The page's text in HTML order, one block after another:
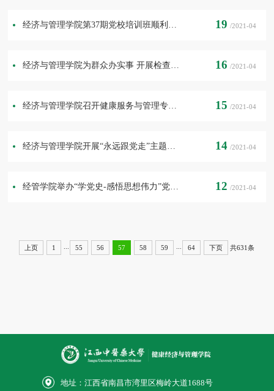
经济与管理学院第37期党校培训班顺利结业 19 /2021-04
经济与管理学院为群众办实事 开展检查实习调研工作 16 /2021-04
经济与管理学院召开健康服务与管理专业学位授权点校外专家认证会 15 /2021-04
经济与管理学院开展“永远跟党走”主题微党课大赛 14 /2021-04
经管学院举办“学党史-感悟思想伟力”党史知识竞赛 12 /2021-04
上页 1 55 56 57 58 59 64 下页 共631条
地址：江西省南昌市湾里区梅岭大道1688号